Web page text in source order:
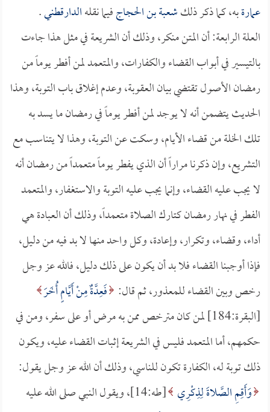
عمارةبه، كما ذكر ذلكشعبة بن الحجاجفيما نقلهالدارقطني.
العلة الرابعة: أن المتن منكر، وذلك أن الشريعة في مثل هذا جاءت
بالتيسير في أبواب القضاء والكفارات، والمتعمد لمن أفطر يوماً من
رمضان الأصول تقتضي بيان العقوبة، وعدم إغلاق باب التوبة، وهذا
الحديث يتضمن أنه لا يوجد لمن أفطر يوماً في رمضان ما يسد به
تلك الخلة من قضاء الأيام، وسكت عن التوبة، وهذا لا يتناسب مع
التشريع، وإن ذكرنا مراراً أن الذي يفطر يوماً متعمداً من رمضان أنه
لا يجب عليه القضاء، وإنما يجب عليه التوبة والاستغفار، والمتعمد
الفطر في نهار رمضان كتارك الصلاة متعمداً، وذلك أن العبادة هي
أداء، وقضاء، وتكرار، وإعادة، وكل واحد منها لا بد فيه من دليل،
فإذا أوجبنا القضاء فلا بد أن يكون على ذلك دليل، فالله عز وجل
رخص وبين القضاء للمعذور، ثم قال: فَعِدَّةٌ مِنْ أَيَّامٍ أُخَرَ
[البقرة:184] لمن كان مترخص ممن به مرض أو على سفر، ومن في
حكمهم، أما المتعمد فليس في الشريعة إثبات القضاء عليه، ويكون
ذلك توبة له، الكفارة تكون للناسي، وذلك أن الله عز وجل يقول:
وَأَقِمِ الصَّلاةَ لِذِكْرِي
[طه:14]، ويقول النبي صلى الله عليه